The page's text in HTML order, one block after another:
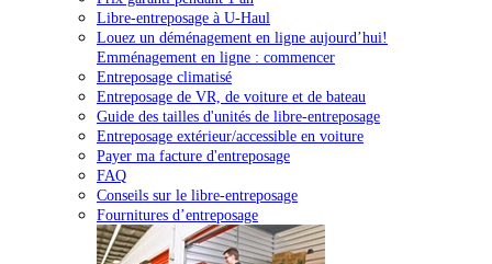
Libre-entreposage à U-Haul
Louez un déménagement en ligne aujourd’hui!
Emménagement en ligne : commencer
Entreposage climatisé
Entreposage de VR, de voiture et de bateau
Guide des tailles d'unités de libre-entreposage
Entreposage extérieur/accessible en voiture
Payer ma facture d'entreposage
FAQ
Conseils sur le libre-entreposage
Fournitures d’entreposage